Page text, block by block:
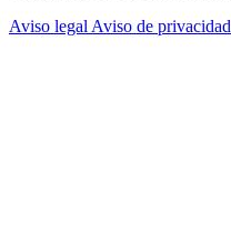
Aviso legal Aviso de privacidad